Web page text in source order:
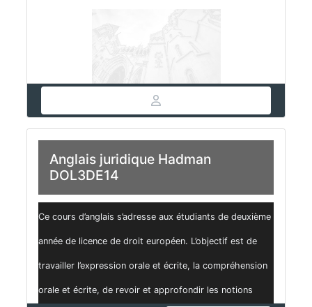
Anglais juridique Hadman
DOL3DE14
Ce cours d’anglais s’adresse aux étudiants de deuxième
année de licence de droit européen. L’objectif est de
travailler l’expression orale et écrite, la compréhension
orale et écrite, de revoir et approfondir les notions